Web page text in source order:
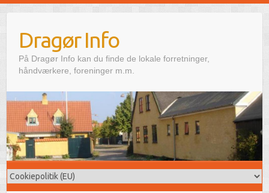
Dragør Info
På Dragør Info kan du finde de lokale forretninger,
håndværkere, foreninger m.m.